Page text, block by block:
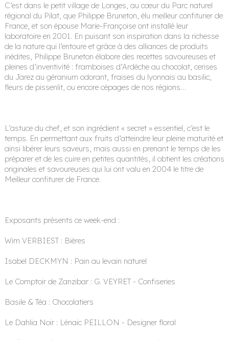
C’est dans le petit village de Longes, au cœur du Parc naturel
régional du Pilat, que Philippe Bruneton, élu meilleur confiturier de
France, et son épouse Marie-Françoise ont installé leur
laboratoire en 2001. En puisant son inspiration dans la richesse
de la nature qui l’entoure et grâce à des alliances de produits
inédites, Philippe Bruneton élabore des recettes savoureuses et
pleines d’inventivité : framboises d’Ardèche au chocolat, cerises
du Jarez au géranium odorant, fraises du lyonnais au basilic,
fleurs de pissenlit, ou encore cépages de nos régions…
L’astuce du chef, et son ingrédient « secret » essentiel, c’est le
temps. En permettant aux fruits d’atteindre leur pleine maturité et
ainsi libérer leurs saveurs, mais aussi en prenant le temps de les
préparer et de les cuire en petites quantités, il obtient les créations
originales et savoureuses qui lui ont valu en 2004 le titre de
Meilleur confiturer de France.
Exposants présents ce week-end :
Wim VERBIEST : Bières
Isabel DECKMYN : Pain au levain naturel
Le Comptoir de Zanzibar : G. VEYRET - Confiseries
Basile & Téa : Chocolatiers
Le Dahlia Noir : Lénaic PEILLON - Designer floral